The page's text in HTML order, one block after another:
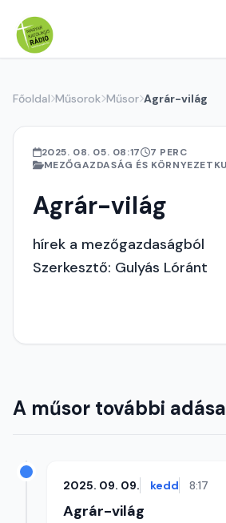
Főoldal Műsorok Műsor Agrár-világ
2025. 08. 05. 08:17
7 PERC
MEZŐGAZDASÁG ÉS
Agrár-világ
hírek a mezőgazdaságból
Szerkesztő: Gulyás Lóránt
A műsor további
2025. 09. 09. kedd 8:17
Agrár-világ